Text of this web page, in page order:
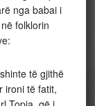
nga babai i
folklorin
të gjithë
ironi të fatit,